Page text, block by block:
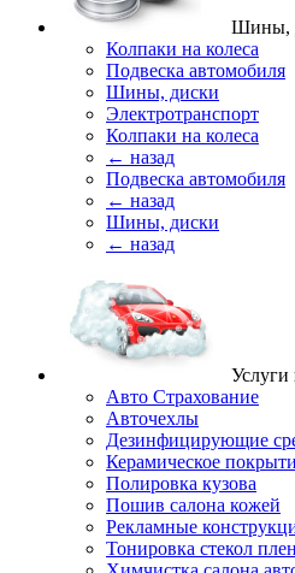
Шины,
Колпаки на колеса
Подвеска автомобиля
Шины, диски
Электротранспорт
Колпаки на колеса
← назад
Подвеска автомобиля
← назад
Шины, диски
← назад
Услуги
Авто Страхование
Авточехлы
Дезинфицирующие
Керамическое
Полировка кузова
Пошив салона кожей
Рекламные
Тонировка стекол